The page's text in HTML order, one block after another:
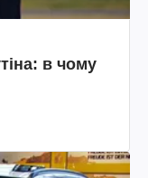
в чому